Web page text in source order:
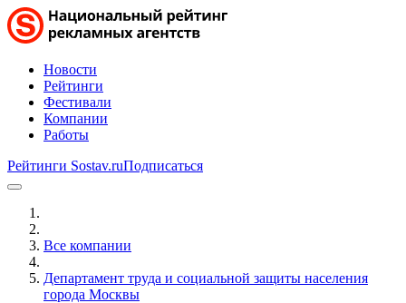
Новости
Рейтинги
Фестивали
Компании
Работы
Рейтинги Sostav.ruПодписаться
Все компании
Департамент труда и социальной защиты населения
города Москвы